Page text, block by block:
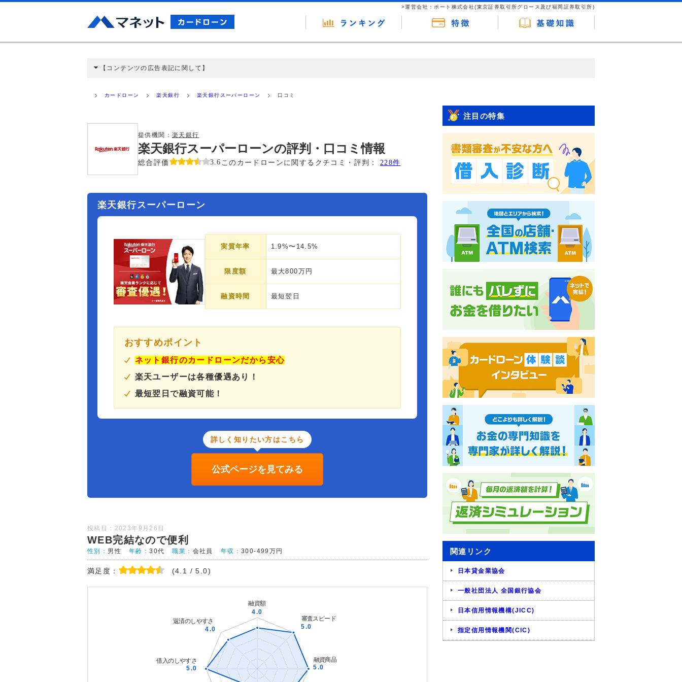
>運営会社：ポート株式会社(東京証券取引所グロース及び福岡証券取引所)
【コンテンツの広告表記に関して】
ミ収集などに基づき、公平性を担保した情報提供を行っています。
カードローン 楽天銀行 楽天銀行スーパーローン 口コミ
提供機関： 楽天銀行
楽天銀行スーパーローンの評判・口コミ情報
総合評価 3.6 このカードローンに関するクチコミ・評判： 228件
楽天銀行スーパーローン
実質年率 1.9%〜14.5%
限度額 最大800万円
融資時間 最短翌日
おすすめポイント
ネット銀行のカードローンだから安心
楽天ユーザーは各種優遇あり！
最短翌日で融資可能！
詳しく知りたい方はこちら
公式ページを見てみる
投稿日：2023年9月26日
WEB完結なので便利
性別： 男性 年齢：30代 職業： 会社員 年収：300-499万円
満足度： (4.1 / 5.0)
注目の特集
関連リンク
日本貸金業協会
一般社団法人 全国銀行協会
日本信用情報機構(JICC)
指定信用情報機関(CIC)